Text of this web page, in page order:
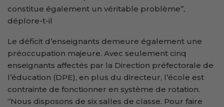
constitue également un véritable problème’’,
déplore-t-il
Le déficit d’enseignants demeure également une
préoccupation majeure. Avec seulement cinq
enseignants affectés par la Direction préfectorale de
l’éducation (DPE), en plus du directeur, l’école est
contrainte de fonctionner en système de rotation.
‘’Nous disposons de six salles de classe. Pour faire